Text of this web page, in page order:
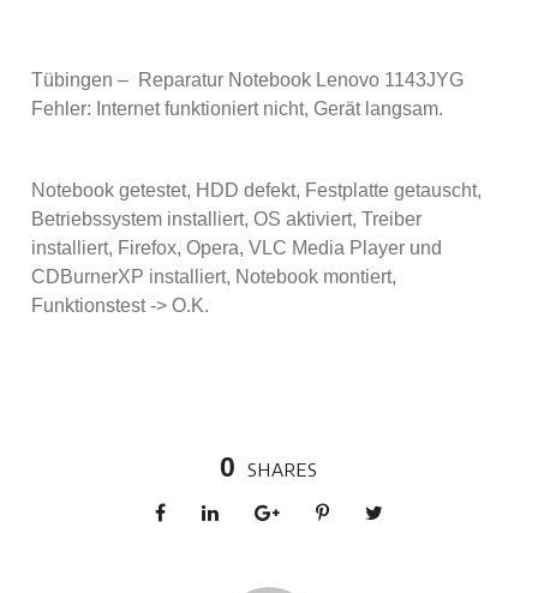
Tübingen – Reparatur Notebook Lenovo 1143JYG
Fehler: Internet funktioniert nicht, Gerät langsam.
Notebook getestet, HDD defekt, Festplatte getauscht,
Betriebssystem installiert, OS aktiviert, Treiber
installiert, Firefox, Opera, VLC Media Player und
CDBurnerXP installiert, Notebook montiert,
Funktionstest -> O.K.
0 SHARES